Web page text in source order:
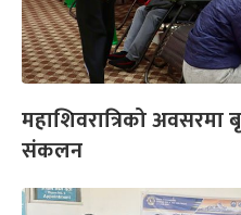
महाशिवरात्रिको
संकलन